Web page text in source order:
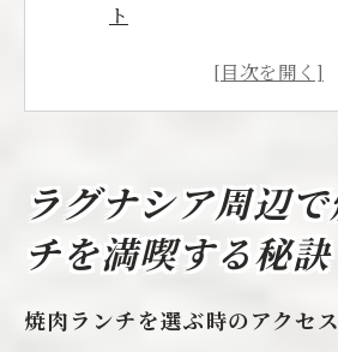
ト
焼肉好き必見の蒲郡市ランチ
焼肉ランチ探しで押さえ
ト
ラグナシア周辺
チを満喫する秘訣
焼肉ランチを選ぶ時のアクセ